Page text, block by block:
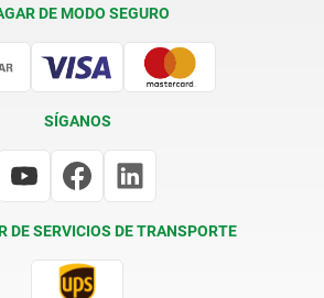
DE MODO SEGURO
SÍGANOS
DE SERVICIOS DE TRANSPORTE